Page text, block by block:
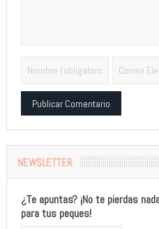
NEWSLETTER
¿Te apuntas? ¡No te pierdas
para tus peques!